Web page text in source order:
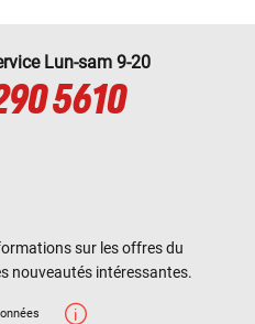
Lun-sam 9-20
5610
sur les offres du
nouveautés intéressantes.